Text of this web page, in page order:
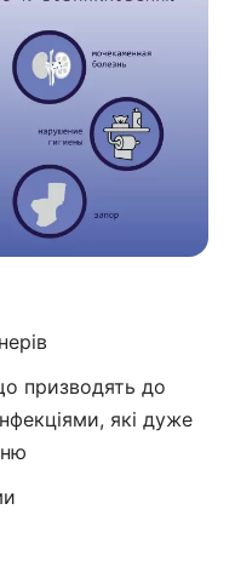
призводять до
які дуже